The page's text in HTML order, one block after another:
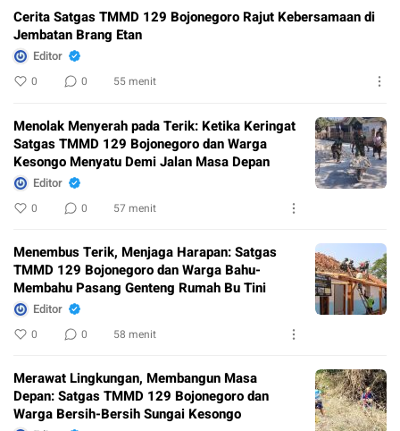
Cerita Satgas TMMD 129 Bojonegoro Rajut Kebersamaan di
Jembatan Brang Etan
Editor
0 0 55 menit
Menolak Menyerah pada Terik: Ketika Keringat
Satgas TMMD 129 Bojonegoro dan Warga
Kesongo Menyatu Demi Jalan Masa Depan
Editor
0 0 57 menit
Menembus Terik, Menjaga Harapan: Satgas
TMMD 129 Bojonegoro dan Warga Bahu-
Membahu Pasang Genteng Rumah Bu Tini
Editor
0 0 58 menit
Merawat Lingkungan, Membangun Masa
Depan: Satgas TMMD 129 Bojonegoro dan
Warga Bersih-Bersih Sungai Kesongo